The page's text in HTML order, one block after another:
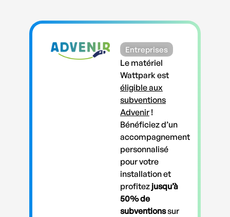
Entreprises
Le matériel
Wattpark est
éligible aux
subventions
Advenir!
Bénéficiez d’un
accompagnement
personnalisé
pour votre
installation et
profitezjusqu’à
50% de
subventionssur